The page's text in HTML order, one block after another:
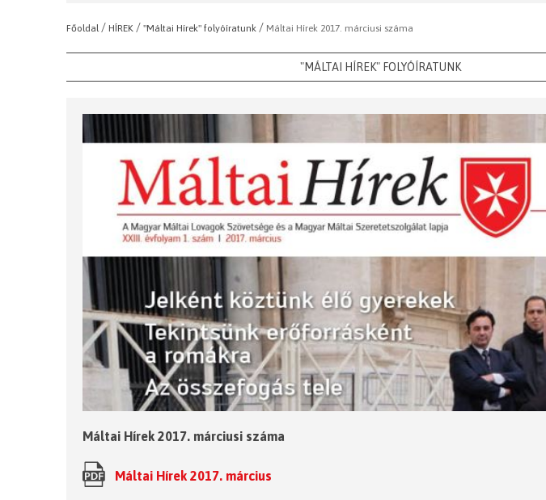
Főoldal / HÍREK / "Máltai Hírek" folyóíratunk / Máltai Hírek 2017. márciusi száma
"MÁLTAI HÍREK" FOLYÓÍRATUNK
Máltai Hírek 2017. márciusi száma
Máltai Hírek 2017. március